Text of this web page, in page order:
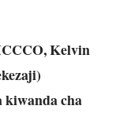
Kelvin
kiwanda cha